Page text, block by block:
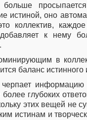
истиной, оно
коллектив,
к нему
в
баланс
более глубоких
этих вещей не
истинам и